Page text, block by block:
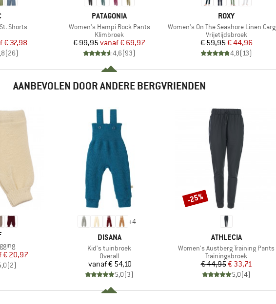
Shorts
prijs
€ 37,98
(26)
MERK
PATAGONIA
Artikel
Women's Hampi Rock Pants
Productgroep
Klimbroek
Prijs
€ 99,95 Verlaagde prijs
vanaf€ 69,97
4,6(93)
MERK
ROXY
Artikel
Women's On The Seashore Linen Cargo Trousers
Productgroep
Vrijetijdsbroek
Prijs
€ 59,95Verlaagde prijs
€ 44,96
4,8(13)
AANBEVOLEN DOOR ANDERE BERGVRIENDEN
prijs
€ 20,97
(2)
+4
MERK
DISANA
Artikel
Kid's tuinbroek
Productgroep
Overall
Prijs
vanaf€ 54,10
5,0(3)
MERK
ATHLECIA
Artikel
Women's Austberg Training Pants
Productgroep
Trainingsbroek
Prijs
€ 44,95Verlaagde prijs
€ 33,71
5,0(4)
Korting
-25%